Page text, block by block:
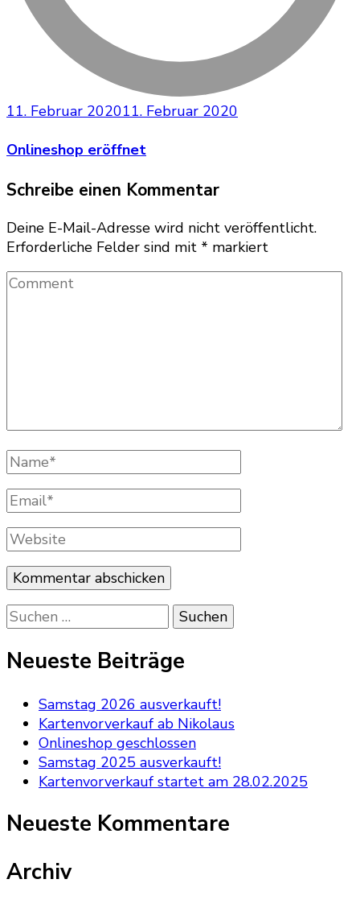
11. Februar 202011. Februar 2020
Onlineshop eröffnet
Schreibe einen Kommentar
Deine E-Mail-Adresse wird nicht veröffentlicht.
Erforderliche Felder sind mit * markiert
Comment
Name*
Email*
Website
Suchen
nach:
Neueste Beiträge
Samstag 2026 ausverkauft!
Kartenvorverkauf ab Nikolaus
Onlineshop geschlossen
Samstag 2025 ausverkauft!
Kartenvorverkauf startet am 28.02.2025
Neueste Kommentare
Archiv